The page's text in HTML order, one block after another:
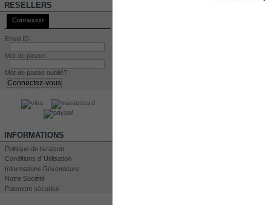
RESELLERS
Connexion
Email ID:
Mot de passe:
Mot de passe oublié?
INFORMATIONS
Politique de livraison
Conditions d´Utilisation
Informations Révendeurs
Notre Société
Paiement sécurisé